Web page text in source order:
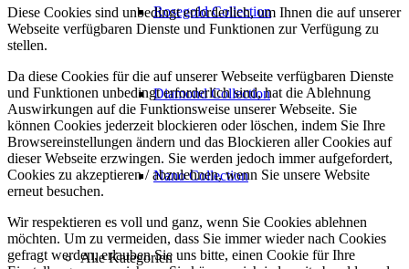
Rosegold Collection
Diamond Collection
Nano Collection
Alle Kategorien
Diese Cookies sind unbedingt erforderlich, um Ihnen die auf unserer
Webseite verfügbaren Dienste und Funktionen zur Verfügung zu
stellen.
Da diese Cookies für die auf unserer Webseite verfügbaren Dienste
und Funktionen unbedingt erforderlich sind, hat die Ablehnung
Auswirkungen auf die Funktionsweise unserer Webseite. Sie
können Cookies jederzeit blockieren oder löschen, indem Sie Ihre
Browsereinstellungen ändern und das Blockieren aller Cookies auf
dieser Webseite erzwingen. Sie werden jedoch immer aufgefordert,
Cookies zu akzeptieren / abzulehnen, wenn Sie unsere Website
erneut besuchen.
Wir respektieren es voll und ganz, wenn Sie Cookies ablehnen
möchten. Um zu vermeiden, dass Sie immer wieder nach Cookies
gefragt werden, erlauben Sie uns bitte, einen Cookie für Ihre